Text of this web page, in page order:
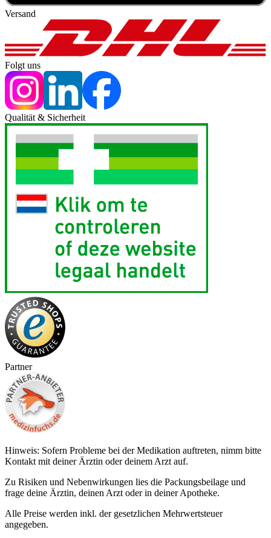
Versand
Folgt uns
Qualität & Sicherheit
Partner
Hinweis: Sofern Probleme bei der Medikation auftreten, nimm bitte
Kontakt mit deiner Ärztin oder deinem Arzt auf.
Zu Risiken und Nebenwirkungen lies die Packungsbeilage und
frage deine Ärztin, deinen Arzt oder in deiner Apotheke.
Alle Preise werden inkl. der gesetzlichen Mehrwertsteuer
angegeben.